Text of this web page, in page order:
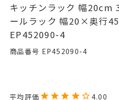
キッチンラック 幅20cm
ールラック 幅20×奥行
EP452090-4
商品番号 EP452090-4
4.00